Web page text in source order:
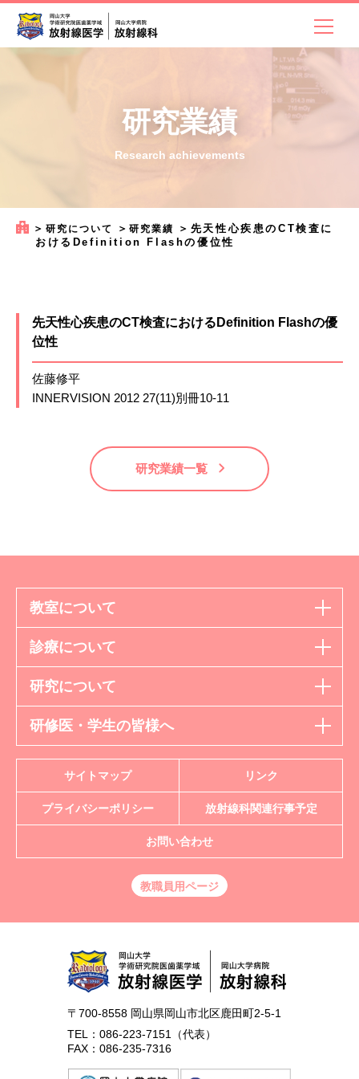
研究業績
Research achievements
＞ 研究について ＞研究業績 ＞ 先天性心疾患のCT検査に
おけるDefinition Flashの優位性
先天性心疾患のCT検査におけるDefinition Flashの優
位性
佐藤修平
INNERVISION 2012 27(11)別冊10-11
研究業績一覧
教室について
診療について
研究について
研修医・学生の皆様へ
〒700-8558 岡山県岡山市北区鹿田町2-5-1
TEL：086-223-7151（代表）
FAX：086-235-7316
サイトマップ リンク
プライバシーポリシー 放射線科関連行事予定
お問い合わせ
教職員用ページ